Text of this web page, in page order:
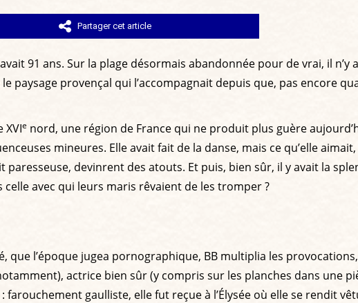
Partager cet article
91 ans. Sur la plage désormais abandonnée pour de vrai, il n’y
paysage provençal qui l’accompagnait depuis que, pas encore
e nord, une région de France qui ne produit plus guère
mineures. Elle avait fait de la danse, mais ce qu’elle
paresseuse, devinrent des atouts. Et puis, bien sûr, il y avait la
celle avec qui leurs maris rêvaient de les tromper ?
que l’époque jugea pornographique, BB multiplia les
actrice bien sûr (y compris sur les planches dans une
gaulliste, elle fut reçue à l’Élysée où elle se rendit